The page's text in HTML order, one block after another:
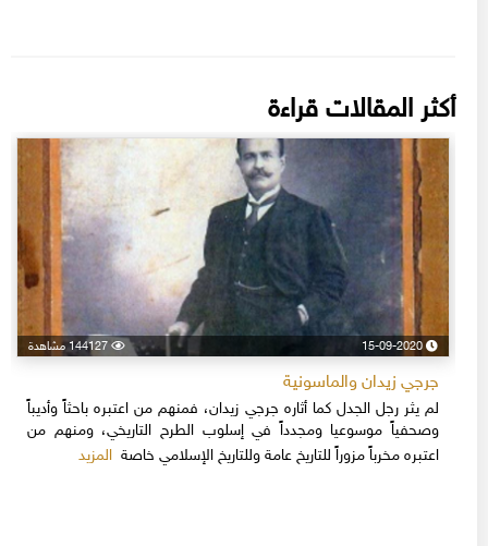
أكثر المقالات قراءة
15-09-2020 144127 مشاهدة
جرجي زيدان والماسونية
لم يثر رجل الجدل كما أثاره جرجي زيدان، فمنهم من اعتبره باحثاً وأديباً
وصحفياً موسوعيا ومجدداً في إسلوب الطرح التاريخي، ومنهم من
اعتبره مخرباً مزوراً للتاريخ عامة وللتاريخ الإسلامي خاصةالمزيد